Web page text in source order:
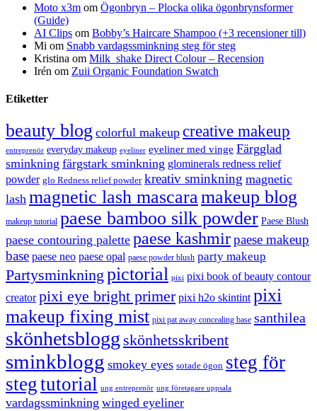
Moto x3m om Ögonbryn – Plocka olika ögonbrynsformer
(Guide)
AI Clips om Bobby’s Haircare Shampoo (+3 recensioner till)
Mi om Snabb vardagssminkning steg för steg
Kristina om Milk_shake Direct Colour – Recension
Irén om Zuii Organic Foundation Swatch
Etiketter
beauty blog colorful makeup creative makeup
entreprenör everyday makeup eyeliner eyeliner med vinge Färgglad
sminkning färgstark sminkning glominerals redness relief
powder glo Redness relief powder kreativ sminkning magnetic
lash magnetic lash mascaramakeup blog
makeup tutorial paese bamboo silk powder Paese Blush
paese contouring palette paese kashmirpaese makeup
base paese neo paese opal paese powder blush party makeup
Partysminkning pictorial pixi pixi book of beauty contour
creator pixi eye bright primer pixi h2o skintint pixi
makeup fixing mist pixi pat away concealing base santhilea
skönhetsblogg skönhetsskribent
sminkblogg smokey eyes sotade ögon steg för
stegtutorial ung entreprenör ung företagare uppsala
vardagssminkning winged eyeliner